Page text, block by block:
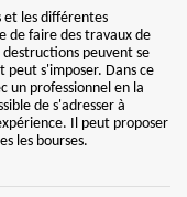
et les différentes
de faire des travaux de
peuvent se
peut s'imposer. Dans ce
un professionnel en la
de s'adresser à
Il peut proposer
les bourses.